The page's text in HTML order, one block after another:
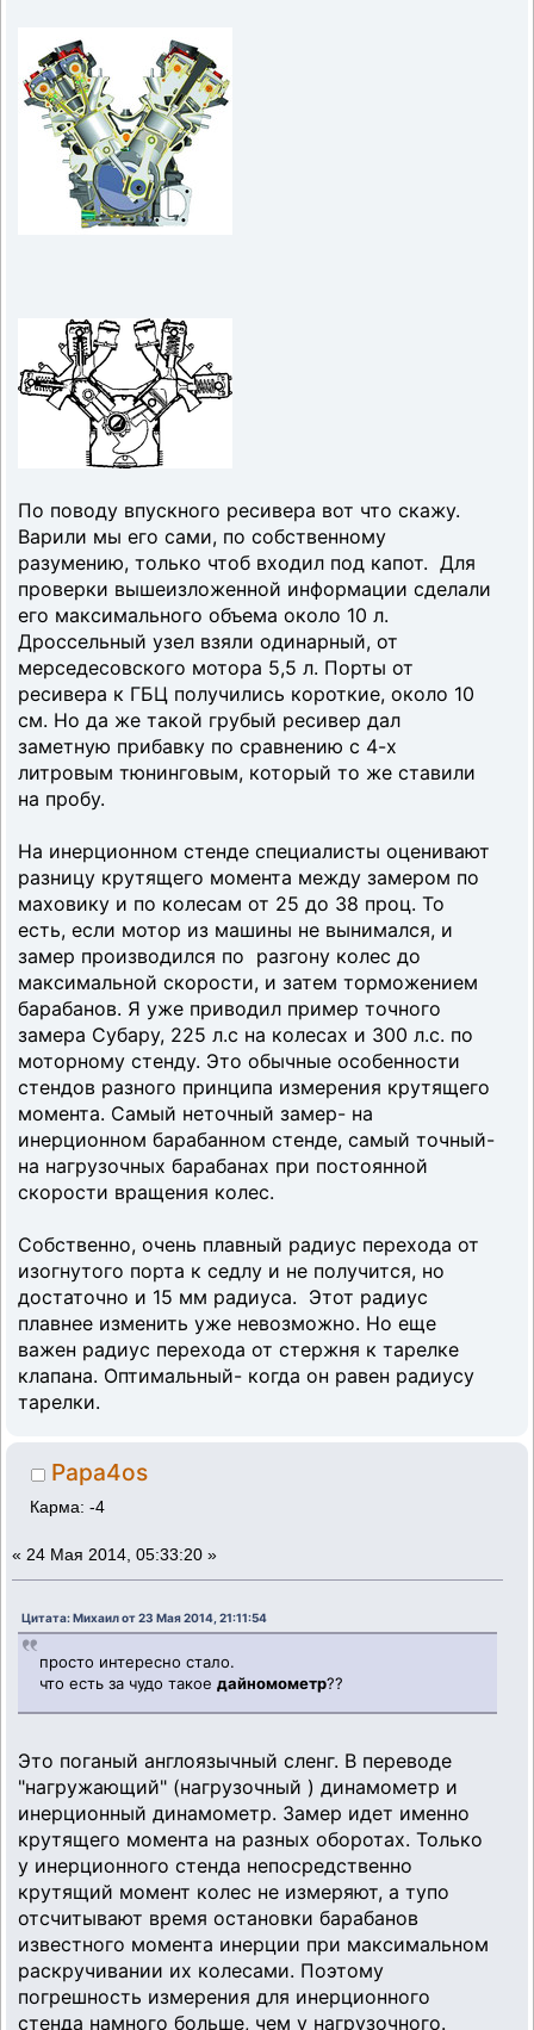
По поводу впускного ресивера вот что скажу.
Варили мы его сами, по собственному
разумению, только чтоб входил под капот. Для
проверки вышеизложенной информации сделали
его максимального объема около 10 л.
Дроссельный узел взяли одинарный, от
мерседесовского мотора 5,5 л. Порты от
ресивера к ГБЦ получились короткие, около 10
см. Но да же такой грубый ресивер дал
заметную прибавку по сравнению с 4-х
литровым тюнинговым, который то же ставили
на пробу.
На инерционном стенде специалисты оценивают
разницу крутящего момента между замером по
маховику и по колесам от 25 до 38 проц. То
есть, если мотор из машины не вынимался, и
замер производился по разгону колес до
максимальной скорости, и затем торможением
барабанов. Я уже приводил пример точного
замера Субару, 225 л.с на колесах и 300 л.с. по
моторному стенду. Это обычные особенности
стендов разного принципа измерения крутящего
момента. Самый неточный замер- на
инерционном барабанном стенде, самый точный-
на нагрузочных барабанах при постоянной
скорости вращения колес.
Собственно, очень плавный радиус перехода от
изогнутого порта к седлу и не получится, но
достаточно и 15 мм радиуса. Этот радиус
плавнее изменить уже невозможно. Но еще
важен радиус перехода от стержня к тарелке
клапана. Оптимальный- когда он равен радиусу
тарелки.
Papa4os
Карма: -4
« 24 Мая 2014, 05:33:20 »
Цитата: Михаил от 23 Мая 2014, 21:11:54
просто интересно стало.
что есть за чудо такоедайномометр??
Это поганый англоязычный сленг. В переводе
"нагружающий" (нагрузочный ) динамометр и
инерционный динамометр. Замер идет именно
крутящего момента на разных оборотах. Только
у инерционного стенда непосредственно
крутящий момент колес не измеряют, а тупо
отсчитывают время остановки барабанов
известного момента инерции при максимальном
раскручивании их колесами. Поэтому
погрешность измерения для инерционного
стенда намного больше, чем у нагрузочного.